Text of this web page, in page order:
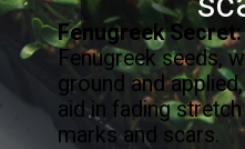
Fenugreek Secret:
Fenugreek seeds,
ground and
aid in fading stretch
marks and scars.